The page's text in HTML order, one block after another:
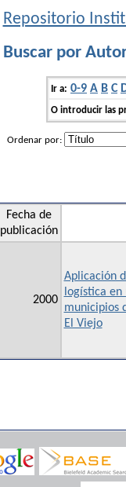
Repositorio
Buscar por
Ir a: 0-9 A B C
O introducir las
Ordenar por:
Fecha de
publicación
2000
Aplicación
logística en
municipios
El Viejo